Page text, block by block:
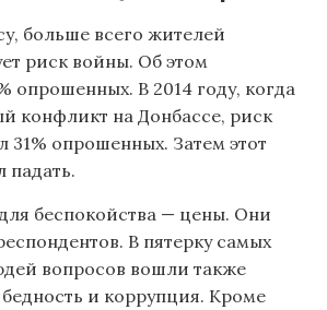
больше всего жителей
риск войны. Об этом
опрошенных. В 2014 году, когда
конфликт на Донбассе, риск
31% опрошенных. Затем этот
падать.
беспокойства — цены. Они
В пятерку самых
вопросов вошли также
и коррупция. Кроме